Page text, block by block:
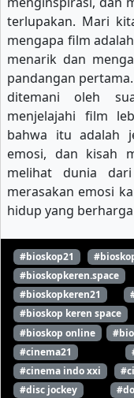
terlupakan. Mari
mengapa film
menarik dan
pandangan
ditemani oleh
menjelajahi film
bahwa itu adalah
emosi, dan kisah
melihat dunia
merasakan emosi
hidup yang
#bioskop21
#bioskopkeren.space
#bioskopkeren21
#bioskop keren space
#bioskop online
#cinema21
#cinema indo xxi
#disc jockey